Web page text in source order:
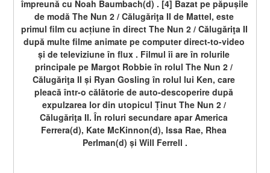
împreună cu Noah Baumbach(d) . [4] Bazat pe păpușile
de modă The Nun 2 / Călugăriţa II de Mattel, este
primul film cu acțiune în direct The Nun 2 / Călugăriţa II
după multe filme animate pe computer direct-to-video
și de televiziune în flux . Filmul îi are în rolurile
principale pe Margot Robbie în rolul The Nun 2 /
Călugăriţa II și Ryan Gosling în rolul lui Ken, care
pleacă într-o călătorie de auto-descoperire după
expulzarea lor din utopicul Ținut The Nun 2 /
Călugăriţa II. În roluri secundare apar America
Ferrera(d), Kate McKinnon(d), Issa Rae, Rhea
Perlman(d) și Will Ferrell .